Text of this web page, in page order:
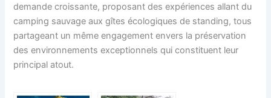
demande croissante, proposant des expériences allant du
camping sauvage aux gîtes écologiques de standing, tous
partageant un même engagement envers la préservation
des environnements exceptionnels qui constituent leur
principal atout.